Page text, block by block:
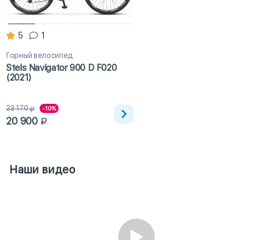
5 1
Горный велосипед
Stels Navigator 900 D F020
(2021)
23 170 -10%
20 900
Наши видео